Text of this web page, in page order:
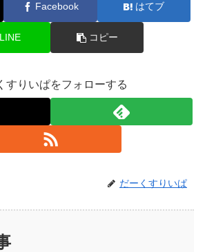
Facebook はてブ
LINE コピー
すりいぱをフォローする
だーくすりいぱ